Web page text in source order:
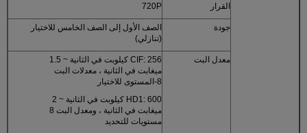
القرار 720P
جودة
الصف الأول إلى الصف الخامس للاختيار
(تنازلي)
معدل البت
CIF: 256 كيلوبت في الثانية ~ 1.5
ميغابت في الثانية ، معدلات البت
8-المستوى للاختيار
HD1: 600 كيلوبت في الثانية ~ 2
ميغابت في الثانية ، ومعدل البت 8
مستويات للتحديد